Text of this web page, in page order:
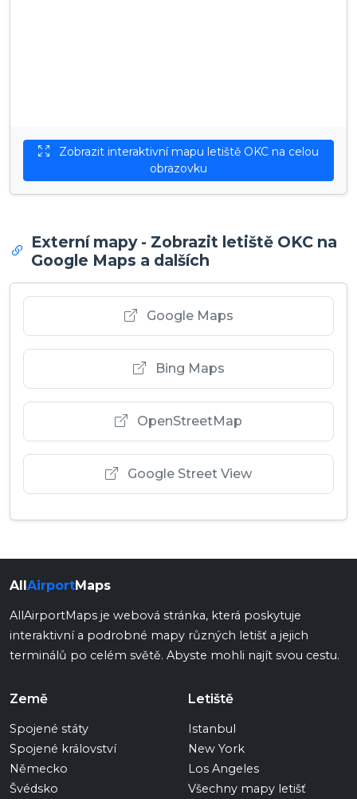
obrazovku
Externí mapy - Zobrazit letiště OKC na
Google Maps a dalších
Google Maps
Bing Maps
OpenStreetMap
Google Street View
AllAirportMaps
AllAirportMaps je webová stránka, která poskytuje
interaktivní a podrobné mapy různých letišť a jejich
terminálů po celém světě. Abyste mohli najít svou cestu.
Země
Spojené státy
Spojené království
Německo
Švédsko
Letiště
Istanbul
New York
Los Angeles
Všechny mapy letišť